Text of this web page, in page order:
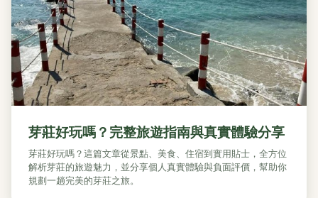
芽莊好玩嗎？完整旅遊指南與真實體驗分享
芽莊好玩嗎？這篇文章從景點、美食、住宿到實用貼士，全方位
解析芽莊的旅遊魅力，並分享個人真實體驗與負面評價，幫助你
規劃一趟完美的芽莊之旅。